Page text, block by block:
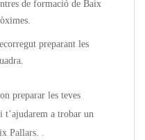
de formació de Baix
preparant les
preparar les teves
a trobar un
Pallars. .